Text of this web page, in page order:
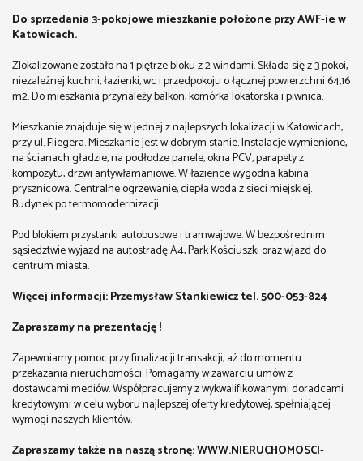
Do sprzedania 3-pokojowe mieszkanie położone przy AWF-ie w
Katowicach.
Zlokalizowane zostało na 1 piętrze bloku z 2 windami. Składa się z 3 pokoi,
niezależnej kuchni, łazienki, wc i przedpokoju o łącznej powierzchni 64,16
m2. Do mieszkania przynależy balkon, komórka lokatorska i piwnica.
Mieszkanie znajduje się w jednej z najlepszych lokalizacji w Katowicach,
przy ul. Fliegera. Mieszkanie jest w dobrym stanie. Instalacje wymienione,
na ścianach gładzie, na podłodze panele, okna PCV, parapety z
kompozytu, drzwi antywłamaniowe. W łazience wygodna kabina
prysznicowa. Centralne ogrzewanie, ciepła woda z sieci miejskiej.
Budynek po termomodernizacji.
Pod blokiem przystanki autobusowe i tramwajowe. W bezpośrednim
sąsiedztwie wyjazd na autostradę A4, Park Kościuszki oraz wjazd do
centrum miasta.
Więcej informacji: Przemysław Stankiewicz tel. 500-053-824
Zapraszamy na prezentację !
Zapewniamy pomoc przy finalizacji transakcji, aż do momentu
przekazania nieruchomości. Pomagamy w zawarciu umów z
dostawcami mediów. Współpracujemy z wykwalifikowanymi doradcami
kredytowymi w celu wyboru najlepszej oferty kredytowej, spełniającej
wymogi naszych klientów.
Zapraszamy także na naszą stronę: WWW.NIERUCHOMOSCI-